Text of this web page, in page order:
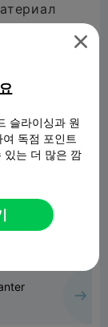
0,16,
на

슬라이싱과 원
독점 포인트
있는 더 많은 깜